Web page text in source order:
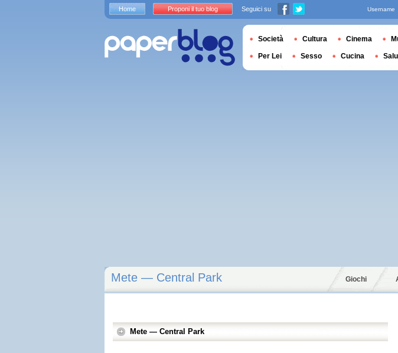
Mete — Central Park Giochi
Mete — Central Park
Home Proponi il tuo blog Seguici su Username
Società Cultura Cinema
Per Lei Sesso Cucina